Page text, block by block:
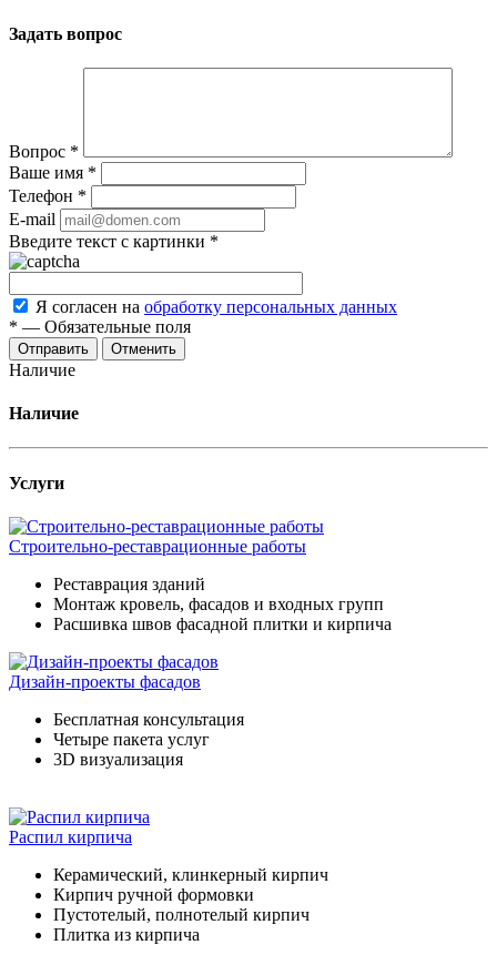
Задать вопрос
Вопрос *
Ваше имя *
Телефон *
E-mail
Введите текст с картинки *
Я согласен на обработку персональных данных
* — Обязательные поля
Отменить
Наличие
Наличие
Услуги
Строительно-реставрационные работы
Реставрация зданий
Монтаж кровель, фасадов и входных групп
Расшивка швов фасадной плитки и кирпича
Дизайн-проекты фасадов
Бесплатная консультация
Четыре пакета услуг
3D визуализация
Распил кирпича
Керамический, клинкерный кирпич
Кирпич ручной формовки
Пустотелый, полнотелый кирпич
Плитка из кирпича